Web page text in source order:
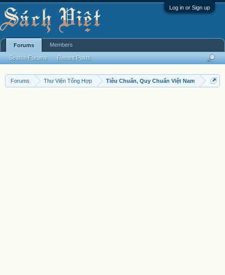
Log in or Sign up
Forums Thư Viện Tổng Hợp Tiêu Chuẩn, Quy Chuẩn Việt Nam
Forums
Search Forums Recent Posts
Members